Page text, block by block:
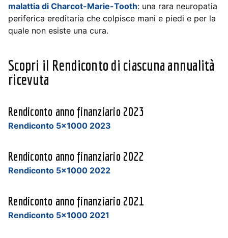
malattia di Charcot-Marie-Tooth: una rara neuropatia
periferica ereditaria che colpisce mani e piedi e per la
quale non esiste una cura.
Scopri il Rendiconto di ciascuna annualità
ricevuta
Rendiconto anno finanziario 2023
Rendiconto 5×1000 2023
Rendiconto anno finanziario 2022
Rendiconto 5×1000 2022
Rendiconto anno finanziario 2021
Rendiconto 5×1000 2021